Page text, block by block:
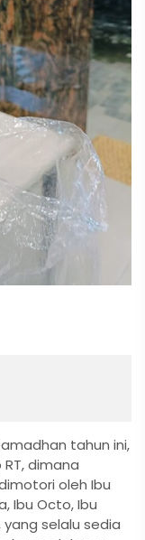
tahun ini,
dimana
oleh Ibu
Ibu Octo, Ibu
yang selalu sedia